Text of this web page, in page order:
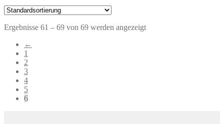
Ergebnisse 61 – 69 von 69 werden angezeigt
←
1
2
3
4
5
6